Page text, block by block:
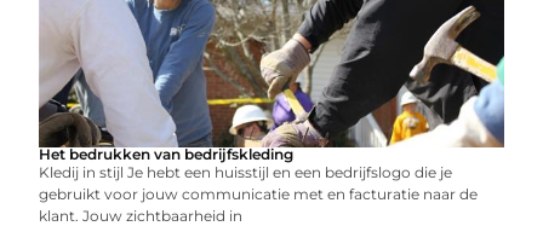
Het bedrukken van bedrijfskleding
Kledij in stijl Je hebt een huisstijl en een bedrijfslogo die je
gebruikt voor jouw communicatie met en facturatie naar de
klant. Jouw zichtbaarheid in